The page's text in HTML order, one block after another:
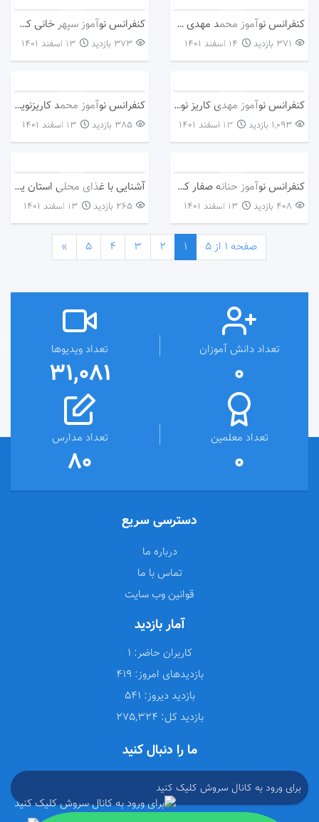
کنفرانس نوآموز محمد مهدی فرخنده کلاس خانم مصطفی پور
371 بازدید ۱۴ اسفند ۱۴۰۱
کنفرانس نوآموز سپهر خانی کلاس خانم مصطفی پور
373 بازدید ۱۳ اسفند ۱۴۰۱
کنفرانس نوآموز مهدی کاریز نویی کلاس خانم مصطفی پور
1,093 بازدید ۱۳ اسفند ۱۴۰۱
کنفرانس نوآموز محمد کاریزنویی کلاس خانم مصطفی پور
385 بازدید ۱۳ اسفند ۱۴۰۱
کنفرانس نوآموز حنانه صفار کلاس خانم واعظی
408 بازدید ۱۳ اسفند ۱۴۰۱
آشنایی با غذای محلی استان یزد کلاس خانم واعظی
265 بازدید ۱۳ اسفند ۱۴۰۱
صفحه 1 از 5 1
2
3
4
5
»
تعداد دانش آموزان
0
تعداد ویدیوها
31,081
تعداد معلمین
0
تعداد مدارس
80
دسترسی سریع
درباره ما
تماس با ما
قوانین وب سایت
آمار بازدید
کاربران حاضر:
بازدیدهای امروز:
بازدید دیروز:
بازدید کل:
ما را دنبال کنید
برای ورود به کانال سروش کلیک کنید